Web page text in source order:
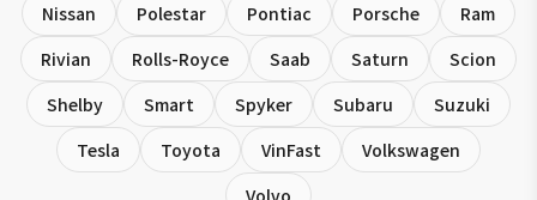
Nissan
Polestar Pontiac Porsche
Ram
Rivian
Rolls-Royce Saab Saturn
Scion
Shelby
Smart Spyker Subaru
Suzuki
Tesla
Toyota VinFast
Volkswagen
Volvo